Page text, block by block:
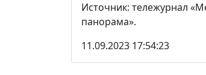
Источник: тележурнал
панорама».
11.09.2023 17:54:23